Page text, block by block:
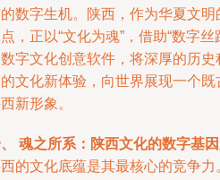
数字生机。陕西，作为华夏文
，正以“文化为魂”，借助“数字
字文化创意软件，将深厚的历
文化新体验，向世界展现一个
新形象。
魂之所系：陕西文化的数字基
的文化底蕴是其最核心的竞争